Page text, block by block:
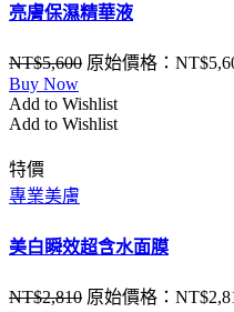
亮膚保濕精華液
NT$5,600 原始價格：
Buy Now
Add to Wishlist
Add to Wishlist
特價
專業美膚
美白瞬效超含水面膜
NT$2,810 原始價格：